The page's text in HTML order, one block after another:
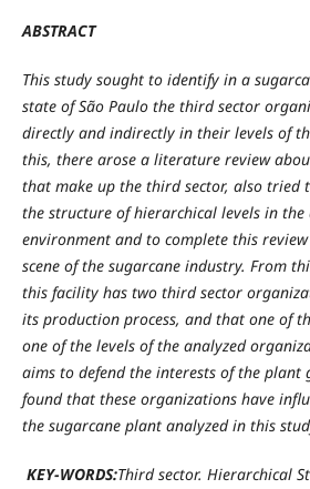
ABSTRACT
This study sought to identify in a
state of São Paulo the third sector
directly and indirectly in their levels of
this, there arose a literature review
that make up the third sector, also tried
the structure of hierarchical levels in the
environment and to complete this
scene of the sugarcane industry. From
this facility has two third sector
its production process, and that one of
one of the levels of the analyzed
aims to defend the interests of the plant
found that these organizations have
the sugarcane plant analyzed in this
KEY-WORDS:Third sector. Hierarchical